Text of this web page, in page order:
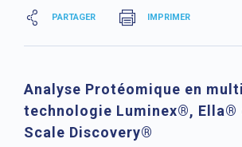
PARTAGER IMPRIMER
Analyse Protéomique en
technologie Luminex®, Ella®
Scale Discovery®